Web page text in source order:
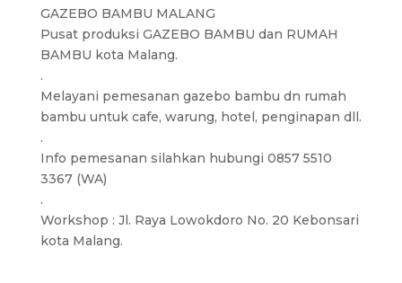
GAZEBO BAMBU MALANG
Pusat produksi GAZEBO BAMBU dan RUMAH
BAMBU kota Malang.
.
Melayani pemesanan gazebo bambu dn rumah
bambu untuk cafe, warung, hotel, penginapan dll.
.
Info pemesanan silahkan hubungi 0857 5510
3367 (WA)
.
Workshop : Jl. Raya Lowokdoro No. 20 Kebonsari
kota Malang.